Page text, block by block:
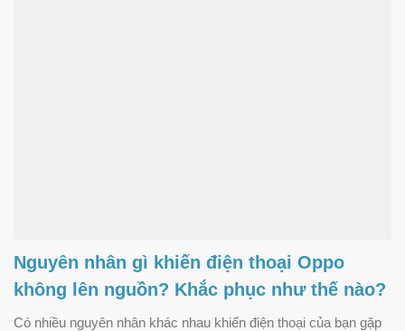
Nguyên nhân gì khiến điện thoại Oppo
không lên nguồn? Khắc phục như thế nào?
Có nhiều nguyên nhân khác nhau khiến điện thoại của bạn gặp